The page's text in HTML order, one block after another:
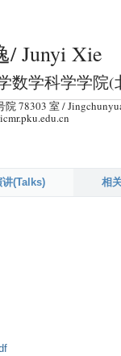
到
页
面
的
内
容
/ Junyi Xie
数学科学学院(
院 78303 室 /
讲(Talks) 相